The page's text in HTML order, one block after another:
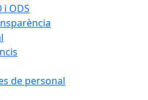
i ODS
de personal